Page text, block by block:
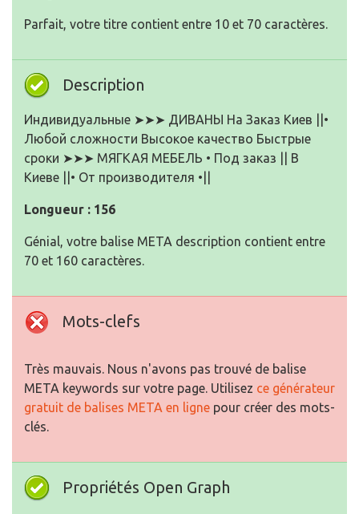
Parfait, votre titre contient entre 10 et 70 caractères.
Description
Индивидуальные ➤➤➤ ДИВАНЫ На Заказ Киев ||•
Любой сложности Высокое качество Быстрые
сроки ➤➤➤ МЯГКАЯ МЕБЕЛЬ • Под заказ || В
Киеве ||• От производителя •||
Longueur : 156
Génial, votre balise META description contient entre
70 et 160 caractères.
Mots-clefs
Très mauvais. Nous n'avons pas trouvé de balise
META keywords sur votre page. Utilisez ce générateur
gratuit de balises META en ligne pour créer des mots-
clés.
Propriétés Open Graph